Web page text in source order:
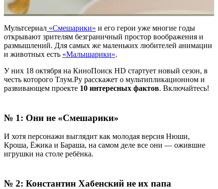
Мультсериал «Смешарики» и его герои уже многие годы
открывают зрителям безграничный простор воображения и
размышлений. Для самых же маленьких любителей анимации
и животных есть «Малышарики».
У них 18 октября на КиноПоиск HD стартует новый сезон, в
честь которого Тлум.Ру расскажет о мультипликационном и
развивающем проекте 10 интересных фактов. Включайтесь!
№ 1: Они не «Смешарики»
И хотя персонажи выглядит как молодая версия Нюши,
Кроша, Ёжика и Бараша, на самом деле все они — ожившие
игрушки на столе ребёнка.
№ 2: Константин Хабенский не их папа